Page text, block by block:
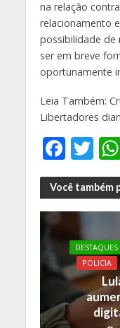
na relação
relacionamento
possibilidade de
ser em breve
oportunamente
Leia Também:
Libertadores
F
ac
e
b
o
o
k
T
w
itt
er
Você também
POLICIA